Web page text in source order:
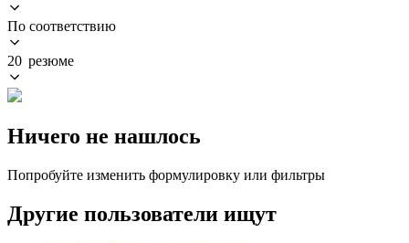
По соответствию
20 резюме
Ничего не нашлось
Попробуйте изменить формулировку или фильтры
Другие пользователи ищут